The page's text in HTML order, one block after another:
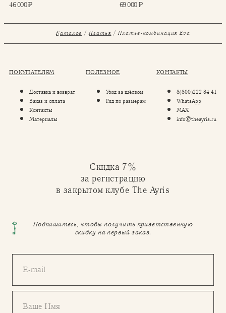
46 000 ₽ 69 000 ₽
Каталог Платья Платье-комбинация Eva
ПОКУПАТЕЛЯМ
Доставка и возврат
Заказ и оплата
Контакты
Материалы
ПОЛЕЗНОЕ
Уход за шёлком
Гид по размерам
КОНТАКТЫ
8(800)222 34 41
WhatsApp
MAX
info@theayris.ru
Скидка 7%
за регистрацию
в закрытом клубе The Ayris
Подпишитесь, чтобы получить приветственную
скидку на первый заказ.
E-mail
Ваше Имя